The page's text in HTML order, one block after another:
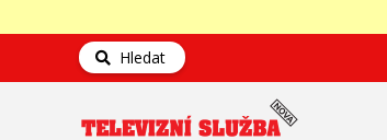
Hledat